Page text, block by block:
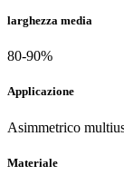
larghezza media
80-90%
Applicazione
Asimmetrico
Materiale